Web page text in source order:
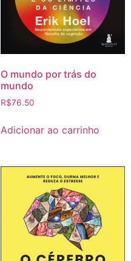
O mundo por trás do
mundo
R$76.50
Adicionar ao carrinho